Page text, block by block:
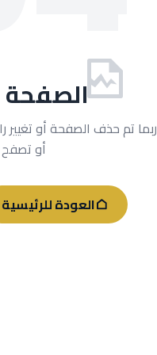
ربما تم حذف الصفحة أو تغيير
أو
العودة للرئيسية